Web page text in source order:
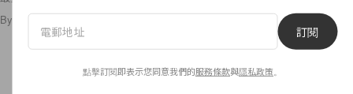
By Bunny Lau/2019年11月29日 0
訂閱
點擊訂閱即表示您同意我們的服務條款與隱私政策